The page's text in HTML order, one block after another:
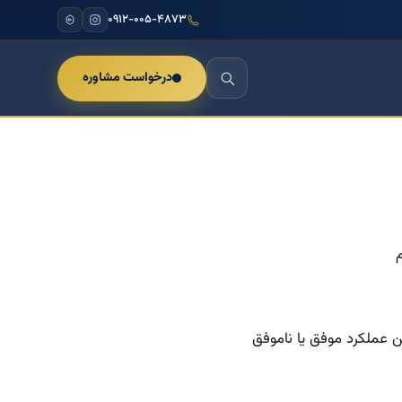
۰۹۱۲-۰۰۵-۴۸۷۳
درخواست مشاوره
عملکرد موفق یا ناموفق